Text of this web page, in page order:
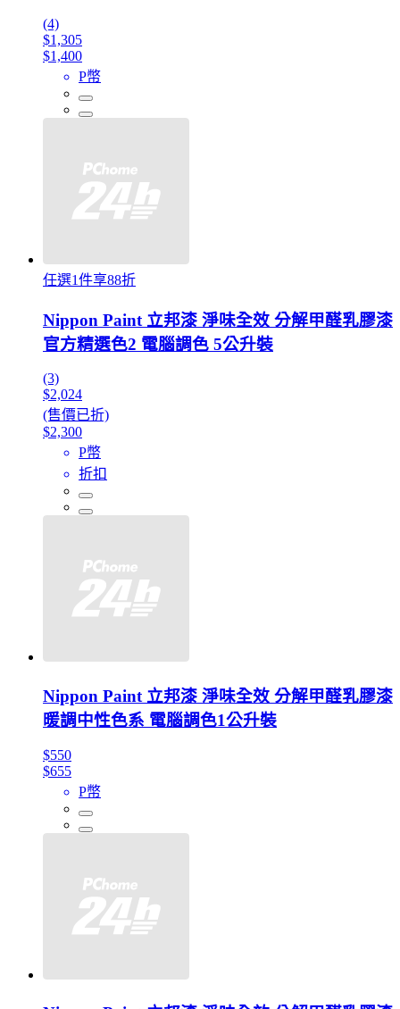
(4)
$1,305
$1,400
P幣
任選1件享88折
Nippon Paint 立邦漆 淨味全效 分解甲醛乳膠漆
官方精選色2 電腦調色 5公升裝
(3)
$2,024
(售價已折)
$2,300
P幣
折扣
Nippon Paint 立邦漆 淨味全效 分解甲醛乳膠漆
暖調中性色系 電腦調色1公升裝
$550
$655
P幣